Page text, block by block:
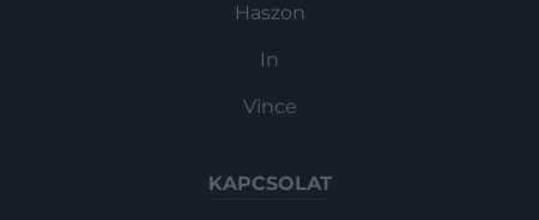
Haszon
In
Vince
KAPCSOLAT